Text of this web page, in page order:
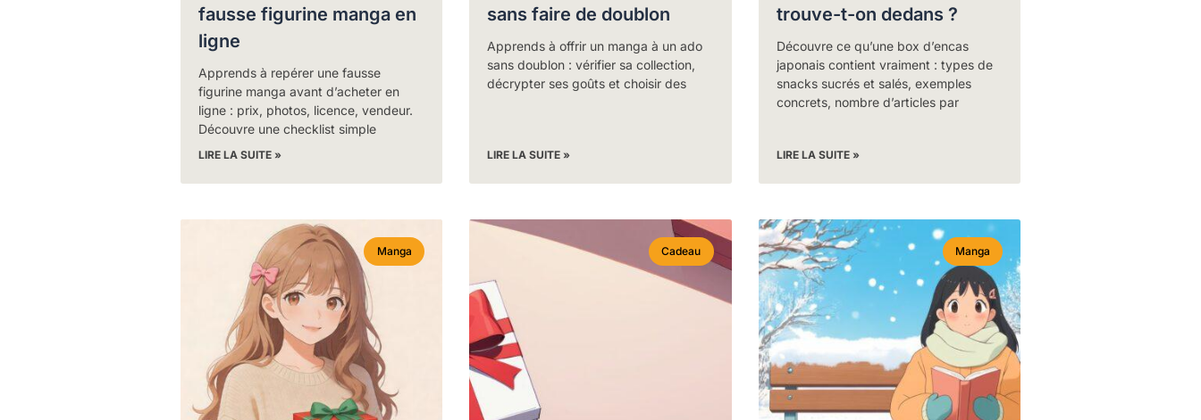
fausse figurine manga en
ligne
Apprends à repérer une fausse
figurine manga avant d’acheter en
ligne : prix, photos, licence, vendeur.
Découvre une checklist simple
LIRE LA SUITE »
sans faire de doublon
Apprends à offrir un manga à un ado
sans doublon : vérifier sa collection,
décrypter ses goûts et choisir des
LIRE LA SUITE »
trouve-t-on dedans ?
Découvre ce qu’une box d’encas
japonais contient vraiment : types de
snacks sucrés et salés, exemples
concrets, nombre d’articles par
LIRE LA SUITE »
Manga Cadeau Manga